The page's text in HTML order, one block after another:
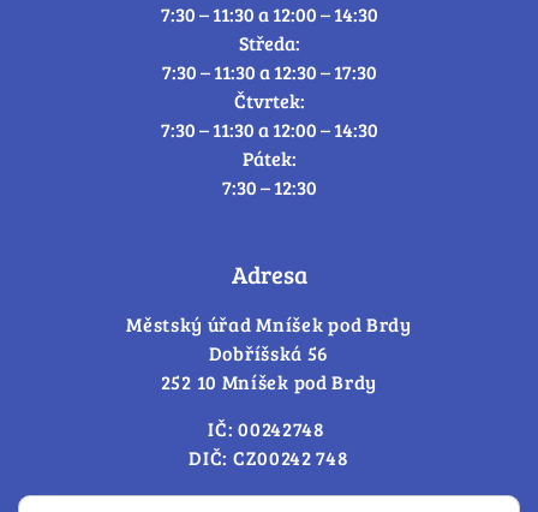
7:30 – 11:30 a 12:00 – 14:30
Středa:
7:30 – 11:30 a 12:30 – 17:30
Čtvrtek:
7:30 – 11:30 a 12:00 – 14:30
Pátek:
7:30 – 12:30
Adresa
Městský úřad Mníšek pod Brdy
Dobříšská 56
252 10 Mníšek pod Brdy
IČ: 00242748
DIČ: CZ00242 748
Cookies – změna souhlasu